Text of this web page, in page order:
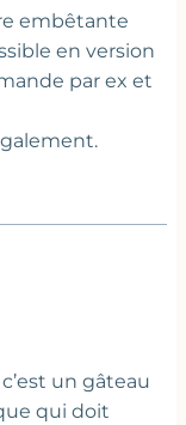
embêtante
en version
par ex et
un gâteau
qui doit